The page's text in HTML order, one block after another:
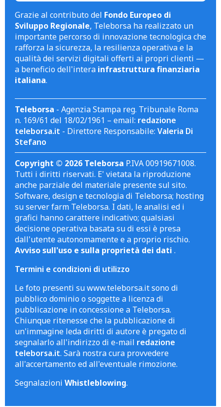
Grazie al contributo del Fondo Europeo di
Sviluppo Regionale, Teleborsa ha realizzato un
importante percorso di innovazione tecnologica che
rafforza la sicurezza, la resilienza operativa e la
qualità dei servizi digitali offerti ai propri clienti —
a beneficio dell'intera infrastruttura finanziaria
italiana.
Teleborsa - Agenzia Stampa reg. Tribunale Roma
n. 169/61 del 18/02/1961 – email: redazione
teleborsa.it - Direttore Responsabile: Valeria Di
Stefano
Copyright © 2026 Teleborsa P.IVA 00919671008.
Tutti i diritti riservati. E' vietata la riproduzione
anche parziale del materiale presente sul sito.
Software, design e tecnologia di Teleborsa; hosting
su server farm Teleborsa. I dati, le analisi ed i
grafici hanno carattere indicativo; qualsiasi
decisione operativa basata su di essi è presa
dall'utente autonomamente e a proprio rischio.
Avviso sull'uso e sulla proprietà dei dati .
Termini e condizioni di utilizzo
Le foto presenti su www.teleborsa.it sono di
pubblico dominio o soggette a licenza di
pubblicazione in concessione a Teleborsa.
Chiunque ritenesse che la pubblicazione di
un'immagine leda diritti di autore è pregato di
segnalarlo all'indirizzo di e-mail redazione
teleborsa.it. Sarà nostra cura provvedere
all'accertamento ed all'eventuale rimozione.
Segnalazioni Whistleblowing.